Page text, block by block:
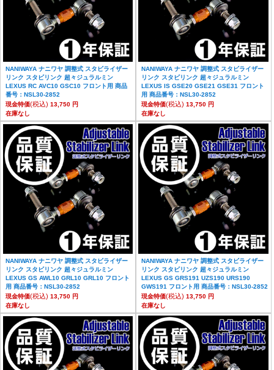
NANIWAYA ナニワヤ 調整式 スタビライザー
リンク スタビリンク 超々ジュラルミン
LEXUS RC AVC10 GSC10 フロント用 商品
番号：NSL30-2852
現金特価(税込) 13,750 円
在庫なし
NANIWAYA ナニワヤ 調整式 スタビライザー
リンク スタビリンク 超々ジュラルミン
LEXUS IS GSE20 GSE21 GSE31 フロント
用 商品番号：NSL30-2852
現金特価(税込) 13,750 円
在庫なし
NANIWAYA ナニワヤ 調整式 スタビライザー
リンク スタビリンク 超々ジュラルミン
LEXUS GS AWL10 GRL10 GRL10 フロント
用 商品番号：NSL30-2852
現金特価(税込) 13,750 円
在庫なし
NANIWAYA ナニワヤ 調整式 スタビライザー
リンク スタビリンク 超々ジュラルミン
LEXUS GS GRS191 UZS190 URS190
GWS191 フロント用 商品番号：NSL30-2852
現金特価(税込) 13,750 円
在庫なし